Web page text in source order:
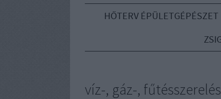
HŐTERV ÉPÜLETGÉPÉSZET
víz-, gáz-,